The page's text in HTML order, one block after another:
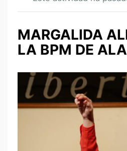
MARGALIDA
LA BPM DE